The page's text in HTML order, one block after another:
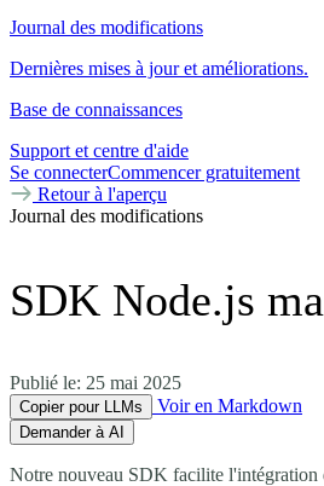
Journal des modifications
Dernières mises à jour et améliorations.
Base de connaissances
Support et centre d'aide
Se connecterCommencer gratuitement
Retour à l'aperçu
Journal des modifications
SDK Node.js
Publié le: 25 mai 2025
Copier pour LLMs Voir en Markdown
Demander à AI
Notre nouveau SDK facilite l'intégration